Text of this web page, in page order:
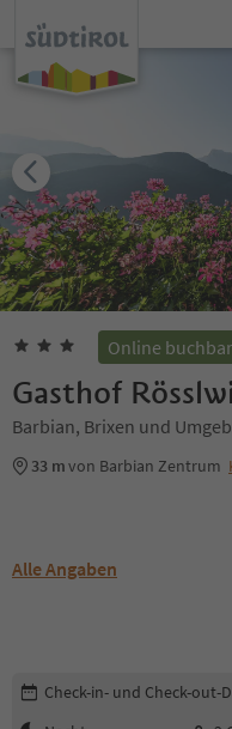
Online buchbar
Gasthof
Barbian, Brixen und
33 mvon Barbian Zentrum
Alle Angaben
Buchungsdetails bearbeiten
Check-in- und Check-out-